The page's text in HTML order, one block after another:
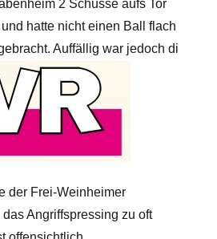
2 Schüsse aufs Tor
hatte nicht einen Ball flach
Auffällig war jedoch di
der Frei-Weinheimer
Angriffspressing zu oft